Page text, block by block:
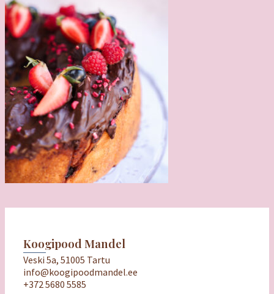
Koogipood Mandel
Veski 5a, 51005 Tartu
info@koogipoodmandel.ee
+372 5680 5585